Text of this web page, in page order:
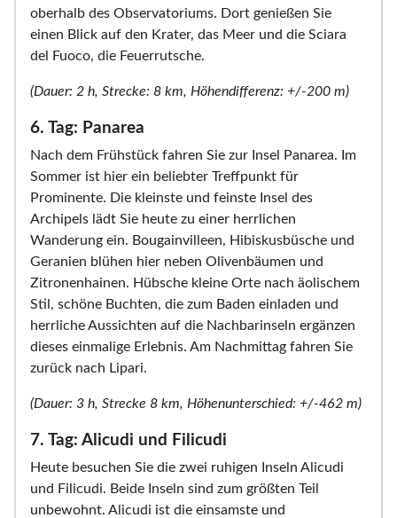
oberhalb des Observatoriums. Dort genießen Sie
einen Blick auf den Krater, das Meer und die Sciara
del Fuoco, die Feuerrutsche.
(Dauer: 2 h, Strecke: 8 km, Höhendifferenz: +/-200 m)
6. Tag: Panarea
Nach dem Frühstück fahren Sie zur Insel Panarea. Im
Sommer ist hier ein beliebter Treffpunkt für
Prominente. Die kleinste und feinste Insel des
Archipels lädt Sie heute zu einer herrlichen
Wanderung ein. Bougainvilleen, Hibiskusbüsche und
Geranien blühen hier neben Olivenbäumen und
Zitronenhainen. Hübsche kleine Orte nach äolischem
Stil, schöne Buchten, die zum Baden einladen und
herrliche Aussichten auf die Nachbarinseln ergänzen
dieses einmalige Erlebnis. Am Nachmittag fahren Sie
zurück nach Lipari.
(Dauer: 3 h, Strecke 8 km, Höhenunterschied: +/-462 m)
7. Tag: Alicudi und Filicudi
Heute besuchen Sie die zwei ruhigen Inseln Alicudi
und Filicudi. Beide Inseln sind zum größten Teil
unbewohnt. Alicudi ist die einsamste und